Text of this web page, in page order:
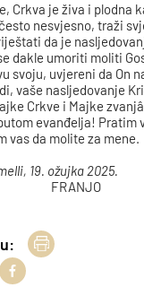
Crkva je živa i plodna
nesvjesno, traži
da je
dakle umoriti moliti
svoju, uvjereni da On
vaše nasljedovanje
Crkve i Majke
evanđelja! Pratim
vas da molite za mene.
19. ožujka 2025.
FRANJO